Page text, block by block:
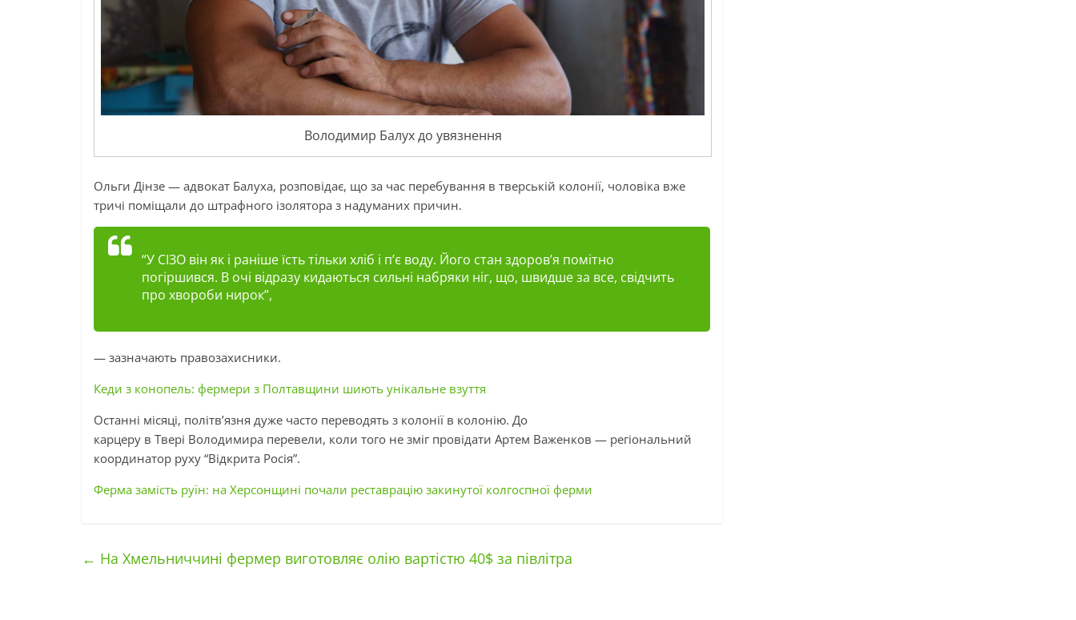
Володимир Балух до увязнення
Ольги Дінзе — адвокат Балуха, розповідає, що за час перебування в тверській колонії, чоловіка вже
тричі поміщали до штрафного ізолятора з надуманих причин.
“У СІЗО він як і раніше їсть тільки хліб і п’є воду. Його стан здоров’я помітно
погіршився. В очі відразу кидаються сильні набряки ніг, що, швидше за все, свідчить
про хвороби нирок”,
— зазначають правозахисники.
Кеди з конопель: фермери з Полтавщини шиють унікальне взуття
Останні місяці, політв’язня дуже часто переводять з колонії в колонію. До
карцеру в Твері Володимира перевели, коли того не зміг провідати Артем Важенков — регіональний
координатор руху “Відкрита Росія”.
Ферма замість руїн: на Херсонщині почали реставрацію закинутої колгоспної ферми
← На Хмельниччині фермер виготовляє олію вартістю 40$ за півлітра